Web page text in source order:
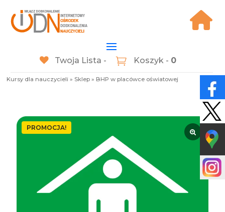
Twoja Lista - Koszyk - 0
Kursy dla nauczycieli » Sklep » BHP w placówce oświatowej
PROMOCJA!